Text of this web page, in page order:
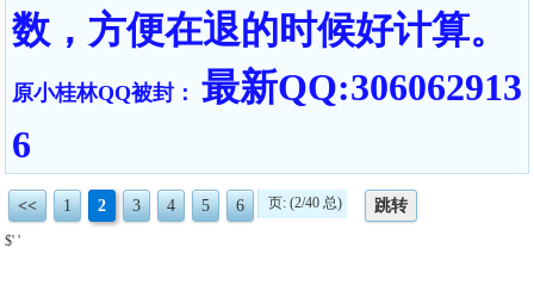
数，方便在退的时候好计算。
原小桂林QQ被封： 最新QQ:306062913
6
<< 1 2 3 4 5 6 页: (2/40 总) 跳转
$' '